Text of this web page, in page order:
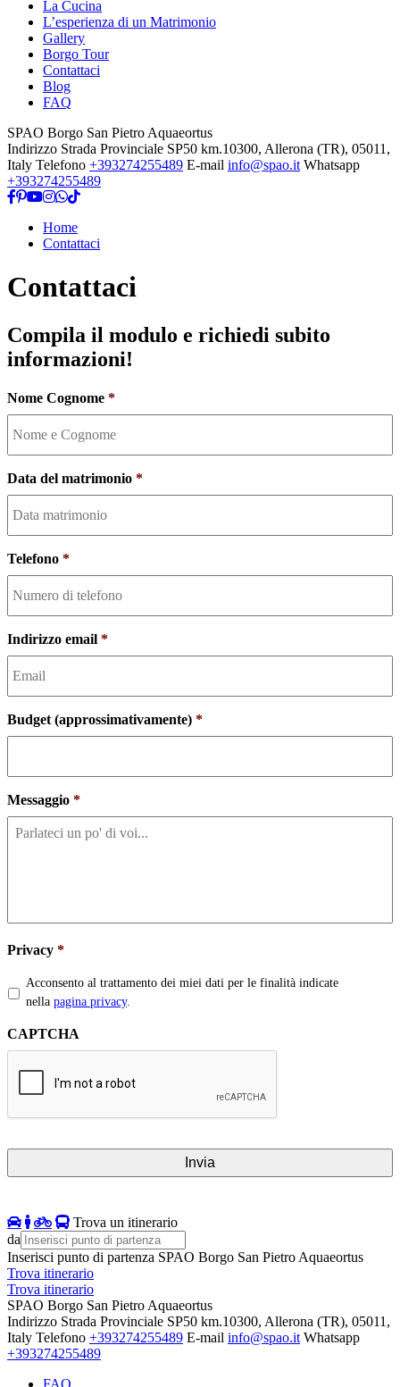
La Cucina
L’esperienza di un Matrimonio
Gallery
Borgo Tour
Contattaci
Blog
FAQ
SPAO Borgo San Pietro Aquaeortus
Indirizzo Strada Provinciale SP50 km.10300, Allerona (TR), 05011,
Italy Telefono +393274255489 E-mail info@spao.it Whatsapp
+393274255489
Home
Contattaci
Contattaci
Compila il modulo e richiedi subito
informazioni!
Nome Cognome *
Data del matrimonio *
data:AAAA
trattino
MM
Telefono *
Indirizzo email *
Budget (approssimativamente) *
Messaggio *
Privacy *
Acconsento al trattamento dei miei dati per le finalità indicate
nella pagina privacy.
CAPTCHA
Trova un itinerario
da
Inserisci punto di partenza SPAO Borgo San Pietro Aquaeortus
Trova itinerario
Trova itinerario
SPAO Borgo San Pietro Aquaeortus
Indirizzo Strada Provinciale SP50 km.10300, Allerona (TR), 05011,
Italy Telefono +393274255489 E-mail info@spao.it Whatsapp
+393274255489
FAQ